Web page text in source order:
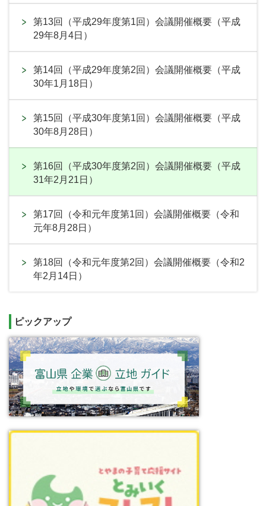
第13回（平成29年度第1回）会議開催概要（平成
29年8月4日）
第14回（平成29年度第2回）会議開催概要（平成
30年1月18日）
第15回（平成30年度第1回）会議開催概要（平成
30年8月28日）
第16回（平成30年度第2回）会議開催概要（平成
31年2月21日）
第17回（令和元年度第1回）会議開催概要（令和
元年8月28日）
第18回（令和元年度第2回）会議開催概要（令和2
年2月14日）
ピックアップ